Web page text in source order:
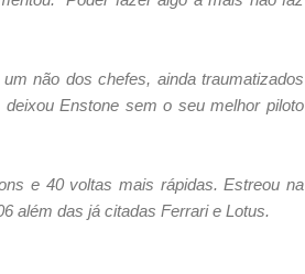
não dos chefes, ainda traumatizados
Enstone sem o seu melhor piloto
e 40 voltas mais rápidas. Estreou na
além das já citadas Ferrari e Lotus.